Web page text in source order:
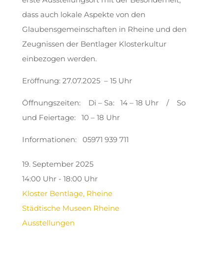
dass auch lokale Aspekte von den
Glaubensgemeinschaften in Rheine und den
Zeugnissen der Bentlager Klosterkultur
einbezogen werden.
Eröffnung: 27.07.2025 – 15 Uhr
Öffnungszeiten: Di – Sa: 14 – 18 Uhr / So
und Feiertage: 10 – 18 Uhr
Informationen: 05971 939 711
19. September 2025
14:00 Uhr - 18:00 Uhr
Kloster Bentlage, Rheine
Städtische Museen Rheine
Ausstellungen